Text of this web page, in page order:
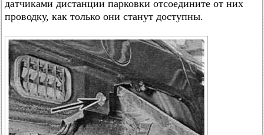
датчиками дистанции парковки отсоедините от них
проводку, как только они станут доступны.